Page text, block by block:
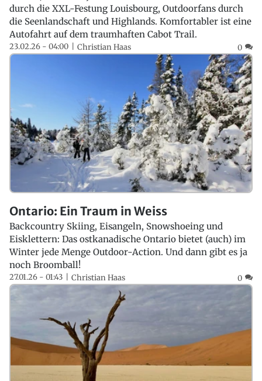
durch die XXL-Festung Louisbourg, Outdoorfans durch
die Seenlandschaft und Highlands. Komfortabler ist eine
Autofahrt auf dem traumhaften Cabot Trail.
23.02.26 - 04:00 Christian Haas 0
Ontario: Ein Traum in Weiss
Backcountry Skiing, Eisangeln, Snowshoeing und
Eisklettern: Das ostkanadische Ontario bietet (auch) im
Winter jede Menge Outdoor-Action. Und dann gibt es ja
noch Broomball!
27.01.26 - 01:43 Christian Haas 0